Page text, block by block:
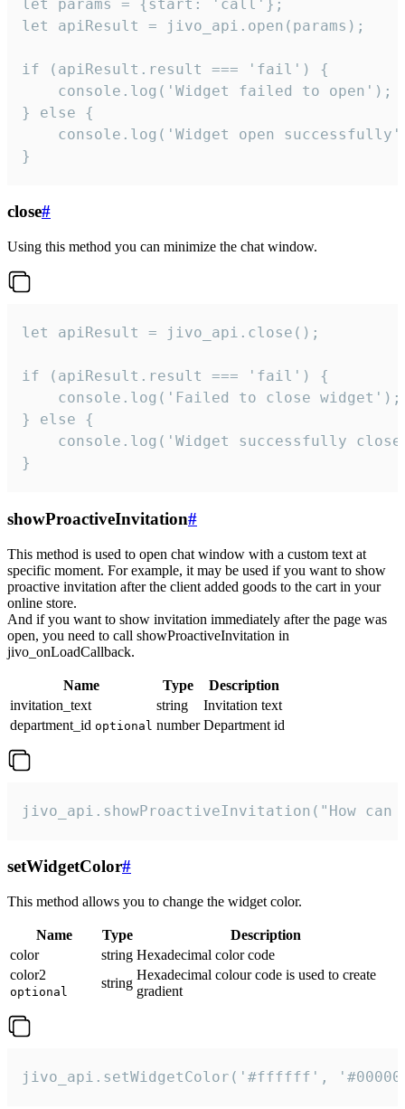
let params = {start: 'call'};
let apiResult = jivo_api.open(params);
if (apiResult.result === 'fail') {
    console.log('Widget failed to open');
} else {
console.log('Widget open
}
close#
Using this method you can minimize the chat window.
let apiResult = jivo_api.close();
if (apiResult.result === 'fail') {
    console.log('Failed to close widget');
} else {
console.log('Widget successfully
}
showProactiveInvitation#
This method is used to open chat window with a custom text at
specific moment. For example, it may be used if you want to show
proactive invitation after the client added goods to the cart in your
online store.
And if you want to show invitation immediately after the page was
open, you need to call showProactiveInvitation in
jivo_onLoadCallback.
Name Type
Description
invitation_text
string
Invitation text
department_id optional number Department id
jivo_api.showProactiveInvitation("How
setWidgetColor#
This method allows you to change the widget color.
Name Type
Description
color
string Hexadecimal color code
color2
optional
string
Hexadecimal colour code is used to create
gradient
jivo_api.setWidgetColor('#ffffff',